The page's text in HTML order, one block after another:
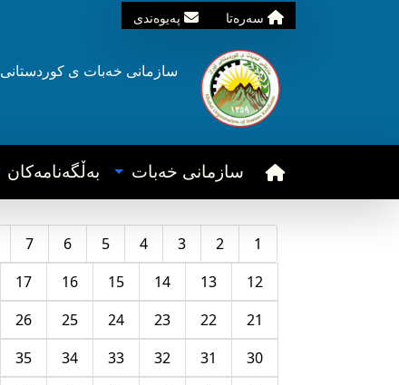
سه‌ره‌تا په‌یوه‌ندی
سازمانی خه‌بات ی کوردستانی
سازمانی خه‌بات به‌ڵگه‌نامه‌کان
1
2
3
4
5
6
7
12
13
14
15
16
17
21
22
23
24
25
26
30
31
32
33
34
35